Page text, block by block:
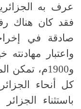
عرف به
فقد كان هناك
صادقة في
و1900م،
كل أنحاء
باستثناء